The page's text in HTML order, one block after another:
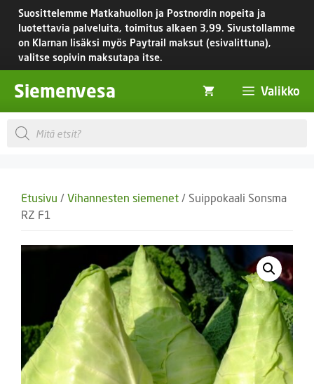
Siirry
sisältöön
Suosittelemme Matkahuollon ja Postnordin nopeita ja
luotettavia palveluita, toimitus alkaen 3,99. Sivustollamme
on Klarnan lisäksi myös Paytrail maksut (esivalittuna),
valitse sopivin maksutapa itse.
Siemenvesa Valikko
Products
search
Etusivu / Vihannesten siemenet / Suippokaali Sonsma
RZ F1